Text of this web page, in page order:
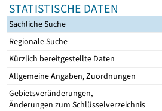
STATISTISCHE DATEN
Sachliche Suche
Regionale Suche
Kürzlich bereitgestellte Daten
Allgemeine Angaben, Zuordnungen
Gebietsveränderungen,
Änderungen zum Schlüsselverzeichnis